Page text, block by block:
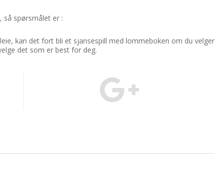
så spørsmålet er :
kan det fort bli et sjansespill med lommeboken om du velger
det som er best for deg.